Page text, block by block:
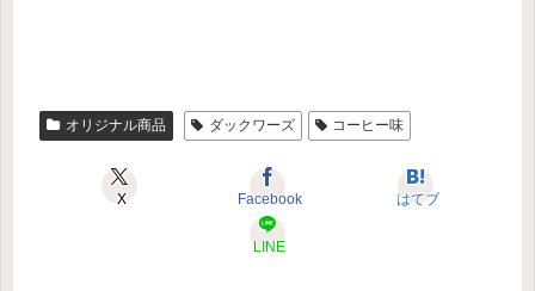
オリジナル商品 ダックワーズ コーヒー味
X Facebook はてブ
LINE